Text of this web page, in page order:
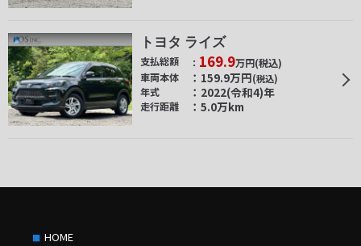
トヨタ ライズ
支払総額 169.9万円(税込)
車両本体
159.9万円(税込)
年式 2022(令和4)年
走行距離 5.0万km
HOME